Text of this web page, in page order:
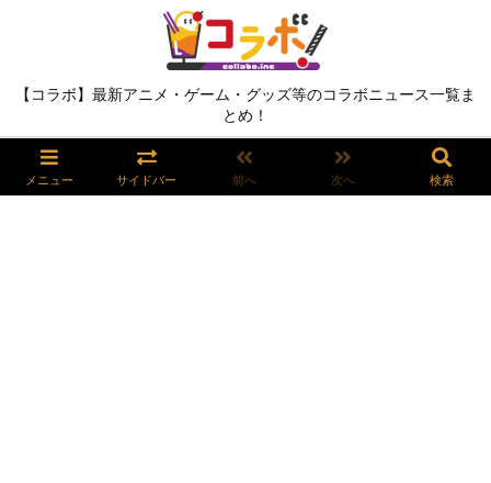
【コラボ】最新アニメ・ゲーム・グッズ等のコラボニュース一覧ま
とめ！
メニュー サイドバー 前へ 次へ 検索